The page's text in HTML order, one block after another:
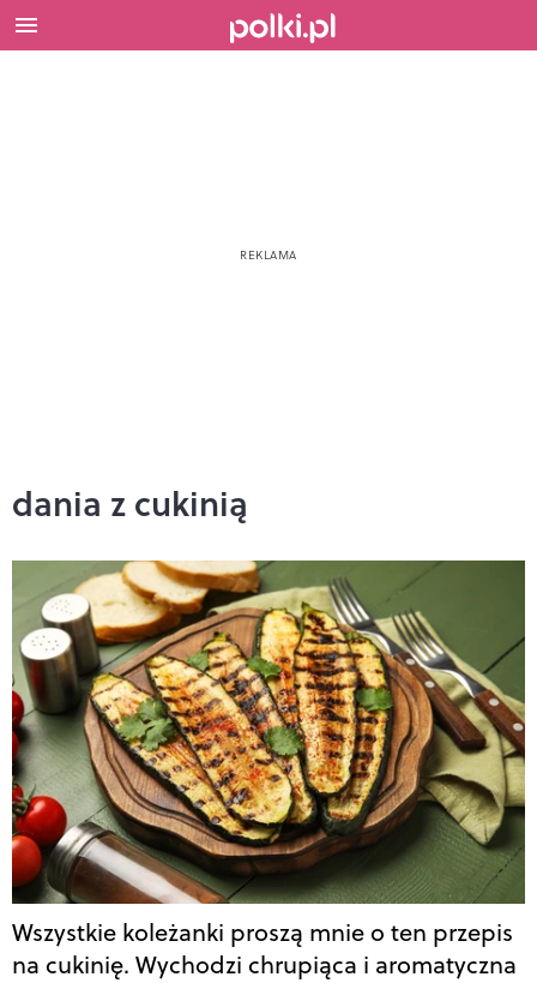
dania z cukinią
Wszystkie koleżanki proszą mnie o ten przepis
na cukinię. Wychodzi chrupiąca i aromatyczna